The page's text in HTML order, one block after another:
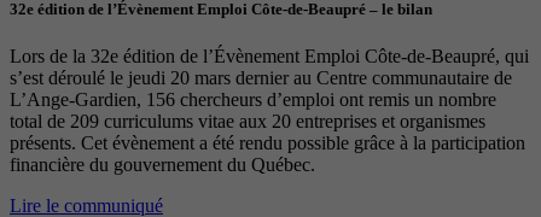
32e édition de l’Évènement Emploi Côte-de-Beaupré – le bilan
Lors de la 32e édition de l’Évènement Emploi Côte-de-Beaupré, qui
s’est déroulé le jeudi 20 mars dernier au Centre communautaire de
L’Ange-Gardien, 156 chercheurs d’emploi ont remis un nombre
total de 209 curriculums vitae aux 20 entreprises et organismes
présents. Cet évènement a été rendu possible grâce à la participation
financière du gouvernement du Québec.
Lire le communiqué